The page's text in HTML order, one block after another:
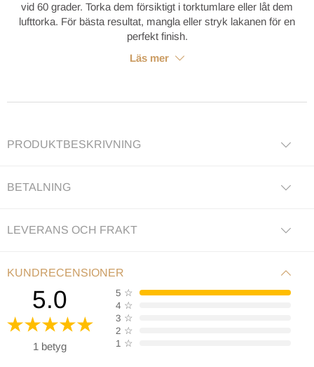
vid 60 grader. Torka dem försiktigt i torktumlare eller låt dem
lufttorka. För bästa resultat, mangla eller stryk lakanen för en
perfekt finish.
Läs mer
PRODUKTBESKRIVNING
BETALNING
LEVERANS OCH FRAKT
KUNDRECENSIONER
5.0
1 betyg
5 ☆
4 ☆
3 ☆
2 ☆
1 ☆